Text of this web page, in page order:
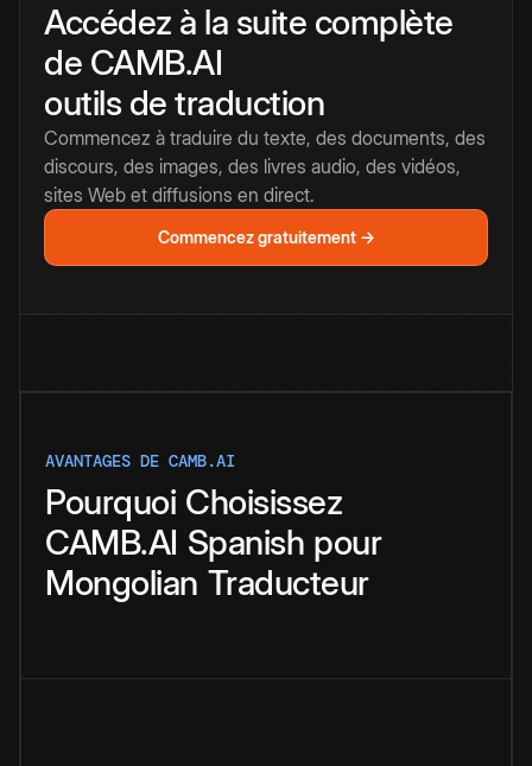
Accédez à la suite complète
de CAMB.AI
outils de traduction
Commencez à traduire du texte, des documents, des
discours, des images, des livres audio, des vidéos,
sites Web et diffusions en direct.
Commencez gratuitement →
AVANTAGES DE CAMB.AI
Pourquoi Choisissez
CAMB.AI Spanish pour
Mongolian Traducteur